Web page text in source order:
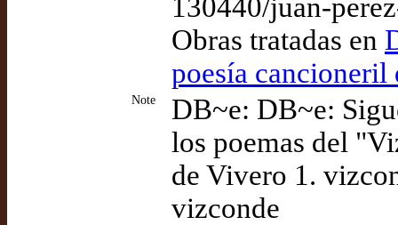
130440/juan-
Obras tratadas en
poesía
Note
DB~e: DB~e:
los poemas del
de Vivero 1.
vizconde